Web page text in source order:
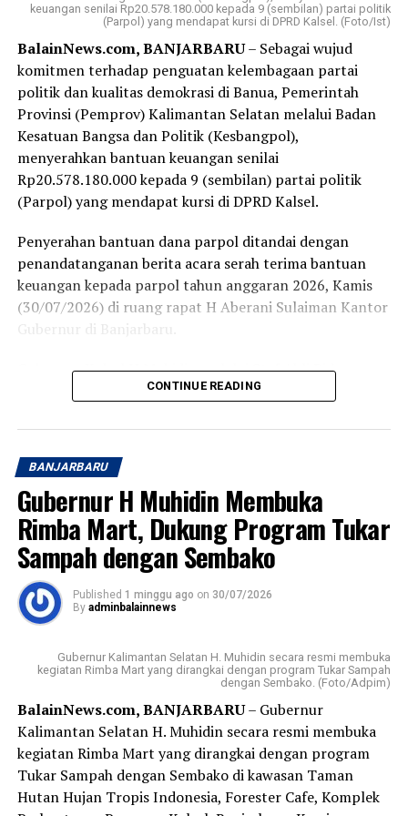
keuangan senilai Rp20.578.180.000 kepada 9 (sembilan) partai politik
(Parpol) yang mendapat kursi di DPRD Kalsel. (Foto/Ist)
BalainNews.com, BANJARBARU– Sebagai wujud
komitmen terhadap penguatan kelembagaan partai
politik dan kualitas demokrasi di Banua, Pemerintah
Provinsi (Pemprov) Kalimantan Selatan melalui Badan
Kesatuan Bangsa dan Politik (Kesbangpol),
menyerahkan bantuan keuangan senilai
Rp20.578.180.000 kepada 9 (sembilan) partai politik
(Parpol) yang mendapat kursi di DPRD Kalsel.
Penyerahan bantuan dana parpol ditandai dengan
penandatanganan berita acara serah terima bantuan
keuangan kepada parpol tahun anggaran 2026, Kamis
(30/07/2026) di ruang rapat H Aberani Sulaiman Kantor
Gubernur di Banjarbaru.
Gubernur Kalsel H Muhidin melalui Staf Ahli Bidang
Pemerintah Hukum dan Politik, Adi Santoso, diharapkan
ketentuan yakni minimal 60 persen untuk kegiatan yang
berkaitan dengan masyarakat seperti pendidikan politik
dan pangkaderan, selebihnya untuk operasional partai.
“Agar kemanfaatannya bisa benar-benar dirasakan
masyarakat Banua di Kalimantan Selatan, itu pesan
beliau (Gubernur H Muhidin,red), ” ujar Adi kepada
wartawan, usai kegiatan.
Pada kesempatan itu, Adi juga menyampaikan apresiasi
partai politik yang mendapatkan kursi di DPRD Kalsel
atas komitmen bersama yang terjakin. Gubernur juga
mengajak kalangan parpol untuk menjadikan
penyaluran bantuan ini sebagai langkah nyata untuk
memperkuat pendidikan politik bagi masyarakat.
Sementara itu, Kapala Sub Bidang Fasilitasi,
CONTINUE READING
BANJARBARU
Gubernur H Muhidin Membuka
Rimba Mart, Dukung Program Tukar
Sampah dengan Sembako
Published 1 minggu ago on 30/07/2026
By adminbalainnews
Gubernur Kalimantan Selatan H. Muhidin secara resmi membuka
kegiatan Rimba Mart yang dirangkai dengan program Tukar Sampah
dengan Sembako. (Foto/Adpim)
BalainNews.com, BANJARBARU– Gubernur
Kalimantan Selatan H. Muhidin secara resmi membuka
kegiatan Rimba Mart yang dirangkai dengan program
Tukar Sampah dengan Sembako di kawasan Taman
Hutan Hujan Tropis Indonesia, Forester Cafe, Komplek